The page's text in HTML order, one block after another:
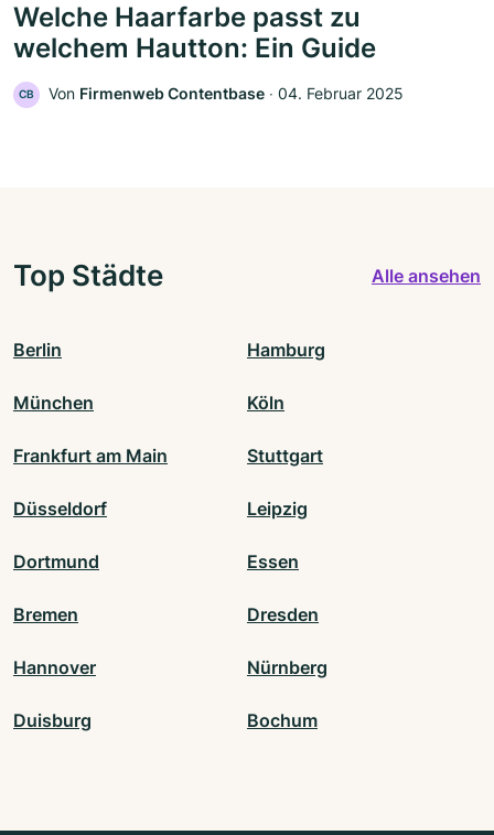
Welche Haarfarbe passt zu
welchem Hautton: Ein Guide
CB Von Firmenweb Contentbase ‧ 04. Februar 2025
Top Städte Alle ansehen
Berlin Hamburg
München Köln
Frankfurt am Main Stuttgart
Düsseldorf Leipzig
Dortmund Essen
Bremen Dresden
Hannover Nürnberg
Duisburg Bochum